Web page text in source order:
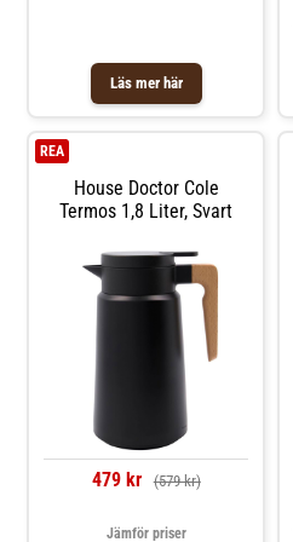
Läs mer här
House Doctor Cole
Termos 1,8 Liter, Svart
REA
479 kr (579 kr)
Jämför priser